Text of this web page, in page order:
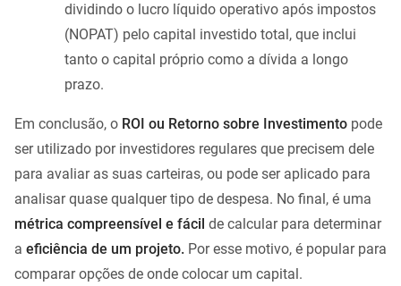
dividindo o lucro líquido operativo após impostos
(NOPAT) pelo capital investido total, que inclui
tanto o capital próprio como a dívida a longo
prazo.
Em conclusão, o ROI ou Retorno sobre Investimento pode
ser utilizado por investidores regulares que precisem dele
para avaliar as suas carteiras, ou pode ser aplicado para
analisar quase qualquer tipo de despesa. No final, é uma
métrica compreensível e fácil de calcular para determinar
a eficiência de um projeto. Por esse motivo, é popular para
comparar opções de onde colocar um capital.